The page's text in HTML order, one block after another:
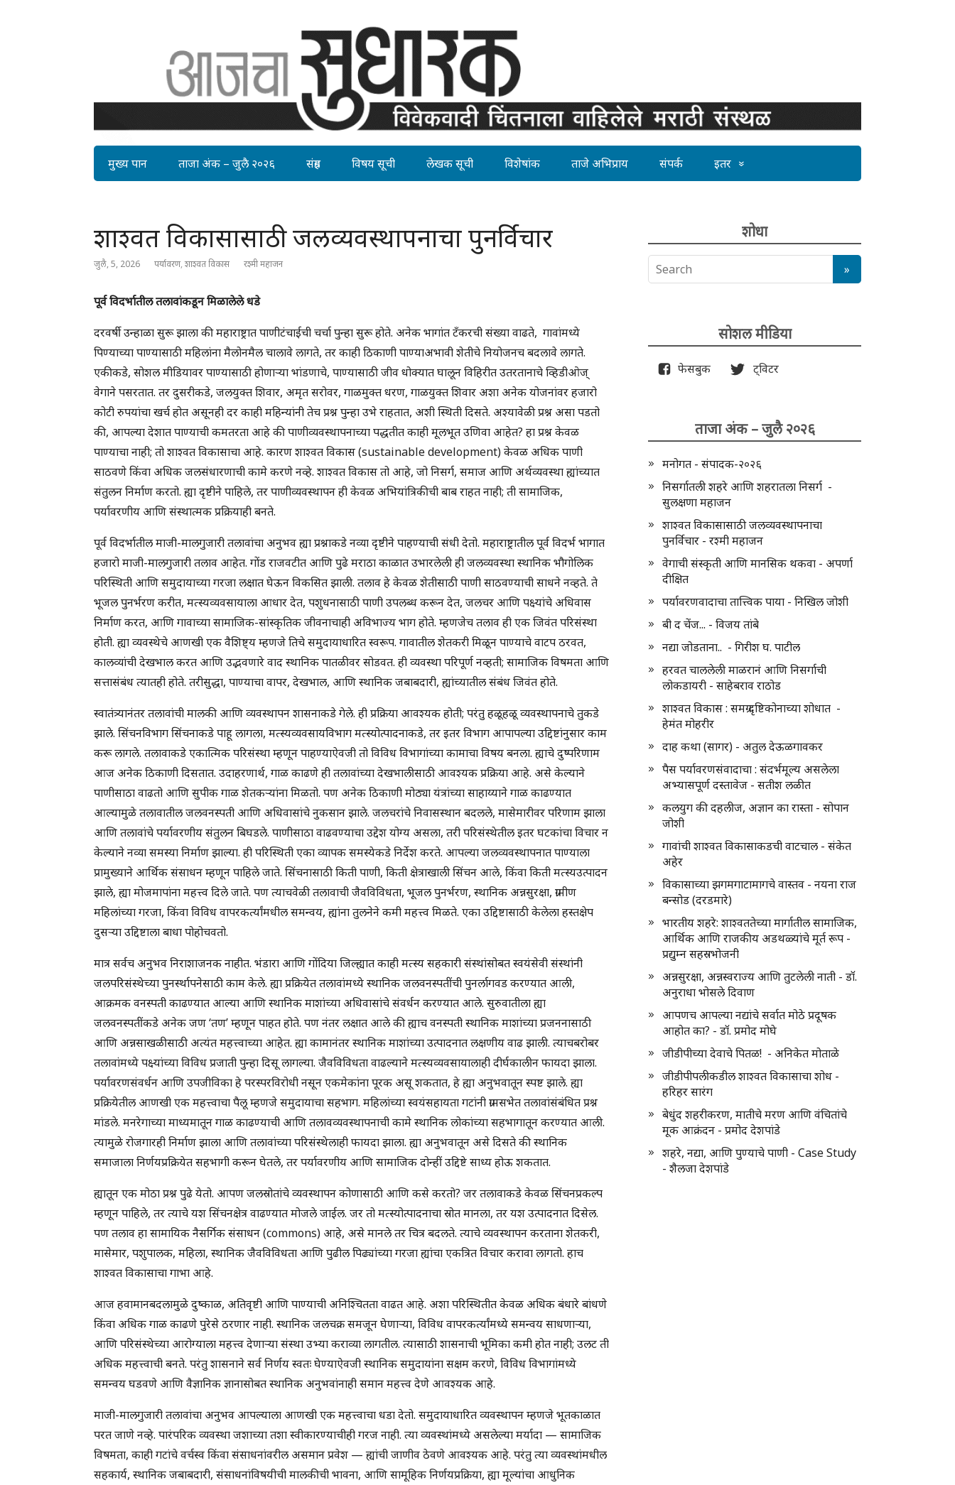
मुख्य पान ताजा अंक – जुलै २०२६ संग्रह विषय सूची लेखक सूची विशेषांक ताजे अभिप्राय संपर्क इतर
शाश्वत विकासासाठी जलव्यवस्थापनाचा पुनर्विचार
जुलै, 5, 2026 पर्यावरण, शाश्वत विकास रश्मी महाजन
पूर्व विदर्भातील तलावांकडून मिळालेले धडे
दरवर्षी उन्हाळा सुरू झाला की महाराष्ट्रात पाणीटंचाईची चर्चा पुन्हा सुरू होते. अनेक भागांत टँकरची संख्या वाढते, गावांमध्ये
पिण्याच्या पाण्यासाठी महिलांना मैलोनमैल चालावे लागते, तर काही ठिकाणी पाण्याअभावी शेतीचे नियोजनच बदलावे लागते.
एकीकडे, सोशल मीडियावर पाण्यासाठी होणाऱ्या भांडणाचे, पाण्यासाठी जीव धोक्यात घालून विहिरीत उतरतानाचे व्हिडीओज्
वेगाने पसरतात. तर दुसरीकडे, जलयुक्त शिवार, अमृत सरोवर, गाळमुक्त धरण, गाळयुक्त शिवार अशा अनेक योजनांवर हजारो
कोटी रुपयांचा खर्च होत असूनही दर काही महिन्यांनी तेच प्रश्न पुन्हा उभे राहतात, अशी स्थिती दिसते. अश्यावेळी प्रश्न असा पडतो
की, आपल्या देशात पाण्याची कमतरता आहे की पाणीव्यवस्थापनाच्या पद्धतीत काही मूलभूत उणिवा आहेत? हा प्रश्न केवळ
पाण्याचा नाही; तो शाश्वत विकासाचा आहे. कारण शाश्वत विकास (sustainable development) केवळ अधिक पाणी
साठवणे किंवा अधिक जलसंधारणाची कामे करणे नव्हे. शाश्वत विकास तो आहे, जो निसर्ग, समाज आणि अर्थव्यवस्था ह्यांच्यात
संतुलन निर्माण करतो. ह्या दृष्टीने पाहिले, तर पाणीव्यवस्थापन ही केवळ अभियांत्रिकीची बाब राहत नाही; ती सामाजिक,
पर्यावरणीय आणि संस्थात्मक प्रक्रियाही बनते.
पूर्व विदर्भातील माजी-मालगुजारी तलावांचा अनुभव ह्या प्रश्नाकडे नव्या दृष्टीने पाहण्याची संधी देतो. महाराष्ट्रातील पूर्व विदर्भ भागात
हजारो माजी-मालगुजारी तलाव आहेत. गोंड राजवटीत आणि पुढे मराठा काळात उभारलेली ही जलव्यवस्था स्थानिक भौगोलिक
परिस्थिती आणि समुदायाच्या गरजा लक्षात घेऊन विकसित झाली. तलाव हे केवळ शेतीसाठी पाणी साठवण्याची साधने नव्हते. ते
भूजल पुनर्भरण करीत, मत्स्यव्यवसायाला आधार देत, पशुधनासाठी पाणी उपलब्ध करून देत, जलचर आणि पक्ष्यांचे अधिवास
निर्माण करत, आणि गावाच्या सामाजिक-सांस्कृतिक जीवनाचाही अविभाज्य भाग होते. म्हणजेच तलाव ही एक जिवंत परिसंस्था
होती. ह्या व्यवस्थेचे आणखी एक वैशिष्ट्य म्हणजे तिचे समुदायाधारित स्वरूप. गावातील शेतकरी मिळून पाण्याचे वाटप ठरवत,
कालव्यांची देखभाल करत आणि उद्भवणारे वाद स्थानिक पातळीवर सोडवत. ही व्यवस्था परिपूर्ण नव्हती; सामाजिक विषमता आणि
सत्तासंबंध त्यातही होते. तरीसुद्धा, पाण्याचा वापर, देखभाल, आणि स्थानिक जबाबदारी, ह्यांच्यातील संबंध जिवंत होते.
स्वातंत्र्यानंतर तलावांची मालकी आणि व्यवस्थापन शासनाकडे गेले. ही प्रक्रिया आवश्यक होती; परंतु हळूहळू व्यवस्थापनाचे तुकडे
झाले. सिंचनविभाग सिंचनाकडे पाहू लागला, मत्स्यव्यवसायविभाग मत्स्योत्पादनाकडे, तर इतर विभाग आपापल्या उद्दिष्टांनुसार काम
करू लागले. तलावाकडे एकात्मिक परिसंस्था म्हणून पाहण्याऐवजी तो विविध विभागांच्या कामाचा विषय बनला. ह्याचे दुष्परिणाम
आज अनेक ठिकाणी दिसतात. उदाहरणार्थ, गाळ काढणे ही तलावांच्या देखभालीसाठी आवश्यक प्रक्रिया आहे. असे केल्याने
पाणीसाठा वाढतो आणि सुपीक गाळ शेतकऱ्यांना मिळतो. पण अनेक ठिकाणी मोठ्या यंत्रांच्या साहाय्याने गाळ काढण्यात
आल्यामुळे तलावातील जलवनस्पती आणि अधिवासांचे नुकसान झाले. जलचरांचे निवासस्थान बदलले, मासेमारीवर परिणाम झाला
आणि तलावांचे पर्यावरणीय संतुलन बिघडले. पाणीसाठा वाढवण्याचा उद्देश योग्य असला, तरी परिसंस्थेतील इतर घटकांचा विचार न
केल्याने नव्या समस्या निर्माण झाल्या. ही परिस्थिती एका व्यापक समस्येकडे निर्देश करते. आपल्या जलव्यवस्थापनात पाण्याला
प्रामुख्याने आर्थिक संसाधन म्हणून पाहिले जाते. सिंचनासाठी किती पाणी, किती क्षेत्राखाली सिंचन आले, किंवा किती मत्स्यउत्पादन
झाले, ह्या मोजमापांना महत्त्व दिले जाते. पण त्याचवेळी तलावाची जैवविविधता, भूजल पुनर्भरण, स्थानिक अन्नसुरक्षा, ग्रामीण
महिलांच्या गरजा, किंवा विविध वापरकर्त्यांमधील समन्वय, ह्यांना तुलनेने कमी महत्त्व मिळते. एका उद्दिष्टासाठी केलेला हस्तक्षेप
दुसऱ्या उद्दिष्टाला बाधा पोहोचवतो.
मात्र सर्वच अनुभव निराशाजनक नाहीत. भंडारा आणि गोंदिया जिल्ह्यात काही मत्स्य सहकारी संस्थांसोबत स्वयंसेवी संस्थांनी
जलपरिसंस्थेच्या पुनर्स्थापनेसाठी काम केले. ह्या प्रक्रियेत तलावांमध्ये स्थानिक जलवनस्पतींची पुनर्लागवड करण्यात आली,
आक्रमक वनस्पती काढण्यात आल्या आणि स्थानिक माशांच्या अधिवासांचे संवर्धन करण्यात आले. सुरुवातीला ह्या
जलवनस्पतींकडे अनेक जण ‘तण’ म्हणून पाहत होते. पण नंतर लक्षात आले की ह्याच वनस्पती स्थानिक माशांच्या प्रजननासाठी
आणि अन्नसाखळीसाठी अत्यंत महत्त्वाच्या आहेत. ह्या कामानंतर स्थानिक माशांच्या उत्पादनात लक्षणीय वाढ झाली. त्याचबरोबर
तलावांमध्ये पक्ष्यांच्या विविध प्रजाती पुन्हा दिसू लागल्या. जैवविविधता वाढल्याने मत्स्यव्यवसायालाही दीर्घकालीन फायदा झाला.
पर्यावरणसंवर्धन आणि उपजीविका हे परस्परविरोधी नसून एकमेकांना पूरक असू शकतात, हे ह्या अनुभवातून स्पष्ट झाले. ह्या
प्रक्रियेतील आणखी एक महत्त्वाचा पैलू म्हणजे समुदायाचा सहभाग. महिलांच्या स्वयंसहायता गटांनी ग्रामसभेत तलावांसंबंधित प्रश्न
मांडले. मनरेगाच्या माध्यमातून गाळ काढण्याची आणि तलावव्यवस्थापनाची कामे स्थानिक लोकांच्या सहभागातून करण्यात आली.
त्यामुळे रोजगारही निर्माण झाला आणि तलावांच्या परिसंस्थेलाही फायदा झाला. ह्या अनुभवातून असे दिसते की स्थानिक
समाजाला निर्णयप्रक्रियेत सहभागी करून घेतले, तर पर्यावरणीय आणि सामाजिक दोन्हीं उद्दिष्टे साध्य होऊ शकतात.
ह्यातून एक मोठा प्रश्न पुढे येतो. आपण जलस्रोतांचे व्यवस्थापन कोणासाठी आणि कसे करतो? जर तलावाकडे केवळ सिंचनप्रकल्प
म्हणून पाहिले, तर त्याचे यश सिंचनक्षेत्र वाढण्यात मोजले जाईल. जर तो मत्स्योत्पादनाचा स्रोत मानला, तर यश उत्पादनात दिसेल.
पण तलाव हा सामायिक नैसर्गिक संसाधन (commons) आहे, असे मानले तर चित्र बदलते. त्याचे व्यवस्थापन करताना शेतकरी,
मासेमार, पशुपालक, महिला, स्थानिक जैवविविधता आणि पुढील पिढ्यांच्या गरजा ह्यांचा एकत्रित विचार करावा लागतो. हाच
शाश्वत विकासाचा गाभा आहे.
आज हवामानबदलामुळे दुष्काळ, अतिवृष्टी आणि पाण्याची अनिश्चितता वाढत आहे. अशा परिस्थितीत केवळ अधिक बंधारे बांधणे
किंवा अधिक गाळ काढणे पुरेसे ठरणार नाही. स्थानिक जलचक्र समजून घेणाऱ्या, विविध वापरकर्त्यांमध्ये समन्वय साधणाऱ्या,
आणि परिसंस्थेच्या आरोग्याला महत्त्व देणाऱ्या संस्था उभ्या कराव्या लागतील. त्यासाठी शासनाची भूमिका कमी होत नाही; उलट ती
अधिक महत्त्वाची बनते. परंतु शासनाने सर्व निर्णय स्वतः घेण्याऐवजी स्थानिक समुदायांना सक्षम करणे, विविध विभागांमध्ये
समन्वय घडवणे आणि वैज्ञानिक ज्ञानासोबत स्थानिक अनुभवांनाही समान महत्त्व देणे आवश्यक आहे.
माजी-मालगुजारी तलावांचा अनुभव आपल्याला आणखी एक महत्त्वाचा धडा देतो. समुदायाधारित व्यवस्थापन म्हणजे भूतकाळात
परत जाणे नव्हे. पारंपरिक व्यवस्था जशाच्या तशा स्वीकारण्याचीही गरज नाही. त्या व्यवस्थांमध्ये असलेल्या मर्यादा — सामाजिक
विषमता, काही गटांचे वर्चस्व किंवा संसाधनांवरील असमान प्रवेश — ह्यांची जाणीव ठेवणे आवश्यक आहे. परंतु त्या व्यवस्थांमधील
सहकार्य, स्थानिक जबाबदारी, संसाधनांविषयीची मालकीची भावना, आणि सामूहिक निर्णयप्रक्रिया, ह्या मूल्यांचा आधुनिक
शोधा
सोशल मीडिया
फेसबुक ट्विटर
ताजा अंक – जुलै २०२६
मनोगत - संपादक-२०२६
निसर्गातली शहरे आणि शहरातला निसर्ग -
सुलक्षणा महाजन
शाश्वत विकासासाठी जलव्यवस्थापनाचा
पुनर्विचार - रश्मी महाजन
वेगाची संस्कृती आणि मानसिक थकवा - अपर्णा
दीक्षित
पर्यावरणवादाचा तात्त्विक पाया - निखिल जोशी
बी द चेंज... - विजय तांबे
नद्या जोडताना.. - गिरीश घ. पाटील
हरवत चाललेली माळरानं आणि निसर्गाची
लोकडायरी - साहेबराव राठोड
शाश्वत विकास : समग्र दृष्टिकोनाच्या शोधात -
हेमंत मोहरीर
दाह कथा (सागर) - अतुल देऊळगावकर
पैस पर्यावरणसंवादाचा : संदर्भमूल्य असलेला
अभ्यासपूर्ण दस्तावेज - सतीश लळीत
कलयुग की दहलीज, अज्ञान का रास्ता - सोपान
जोशी
गावांची शाश्वत विकासाकडची वाटचाल - संकेत
अहेर
विकासाच्या झगमगाटामागचे वास्तव - नयना राज
बन्सोड (दरडमारे)
भारतीय शहरे: शाश्वततेच्या मार्गातील सामाजिक,
आर्थिक आणि राजकीय अडथळ्यांचे मूर्त रूप -
प्रद्युम्न सहस्रभोजनी
अन्नसुरक्षा, अन्नस्वराज्य आणि तुटलेली नाती - डॉ.
अनुराधा भोसले दिवाण
आपणच आपल्या नद्यांचे सर्वात मोठे प्रदूषक
आहोत का? - डॉ. प्रमोद मोघे
जीडीपीच्या देवाचे पितळ! - अनिकेत मोताळे
जीडीपीपलीकडील शाश्वत विकासाचा शोध -
हरिहर सारंग
बेधुंद शहरीकरण, मातीचे मरण आणि वंचितांचे
मूक आक्रंदन - प्रमोद देशपांडे
शहरे, नद्या, आणि पुण्याचे पाणी - Case Study
- शैलजा देशपांडे